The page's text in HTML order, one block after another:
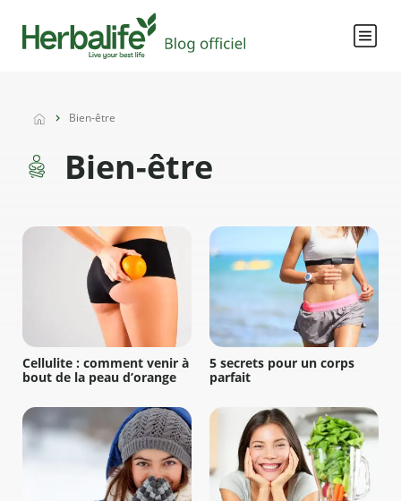
Bien-être
Bien-être
Cellulite : comment venir à
bout de la peau d’orange
5 secrets pour un corps
parfait